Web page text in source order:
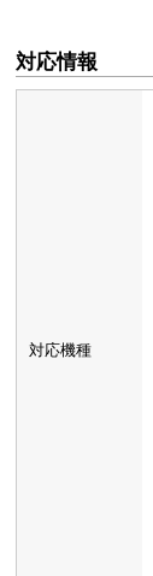
対応情報
対応機種